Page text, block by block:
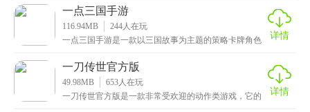
每个
一点三国手游
116.94MB 244 人在玩
一点三国手游是一款以三国故事为主题的策略卡牌角色
详情
一刀传世官方版
49.98MB 653 人在玩
一刀传世官方版是一款非常受欢迎的动作类游戏，它的
详情